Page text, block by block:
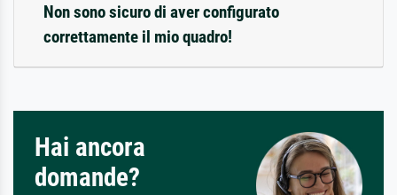
Non sono sicuro di aver configurato
correttamente il mio quadro!
Hai ancora
domande?